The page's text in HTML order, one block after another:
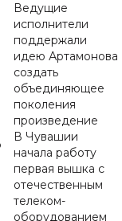
Ведущие
исполнители
поддержали
идею Артамонова
создать
объединяющее
поколения
произведение
В Чувашии
начала работу
первая вышка с
отечественным
телеком-
оборудованием